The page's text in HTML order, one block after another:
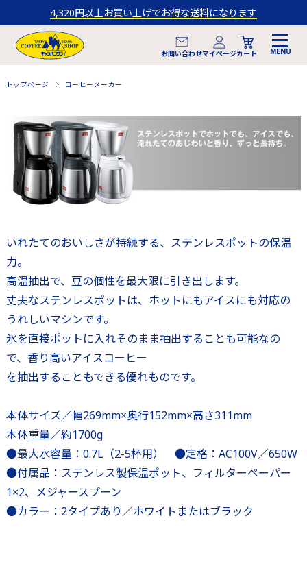
4,320円以上お買い上げでお得な送料になります
お問い合わせマイページカート
トップページ コーヒーメーカー
いれたてのおいしさが持続する、ステンレスポットの保温
力。
高温抽出で、豆の個性を最大限に引き出します。
丈夫なステンレスポットは、ホットにもアイスにも対応の
うれしいマシンです。
氷を直接ポットに入れそのまま抽出することも可能なの
で、香り高いアイスコーヒー
を抽出することもできる優れものです。
本体サイズ／幅269mm×奥行152mm×高さ311mm
本体重量／約1700g
●最大水容量：0.7L（2-5杯用） ●定格：AC100V／650W
●付属品：ステンレス製保温ポット、フィルターペーパー
1×2、メジャースプーン
●カラー：2タイプあり／ホワイトまたはブラック